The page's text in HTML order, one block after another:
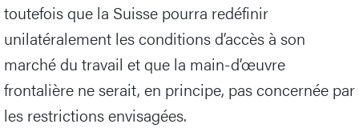
toutefois que la Suisse pourra redéfinir
unilatéralement les conditions d’accès à son
marché du travail et que la main-d’œuvre
frontalière ne serait, en principe, pas concernée par
les restrictions envisagées.